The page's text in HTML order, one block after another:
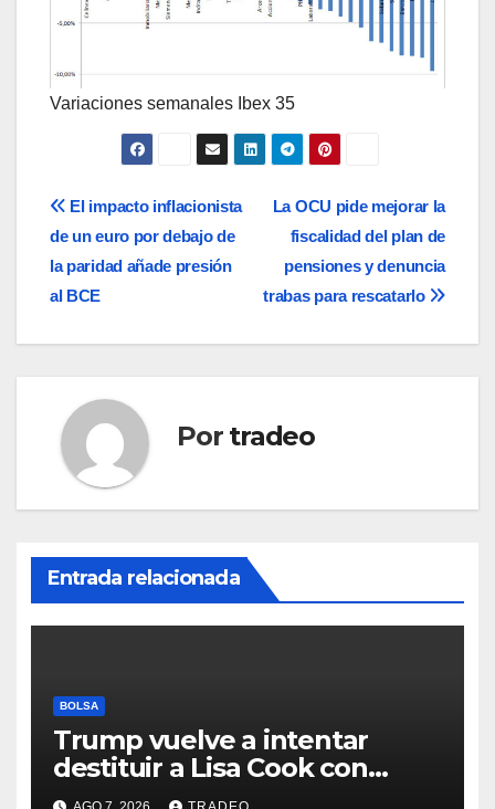
Variaciones semanales Ibex 35
Navegación
de
entradas
La OCU pide mejorar la
fiscalidad del plan de
pensiones y denuncia
trabas para rescatarlo
El impacto inflacionista
de un euro por debajo de
la paridad añade presión
al BCE
Por tradeo
Entrada relacionada
BOLSA
Trump vuelve a intentar
destituir a Lisa Cook con
acusaciones de fraude